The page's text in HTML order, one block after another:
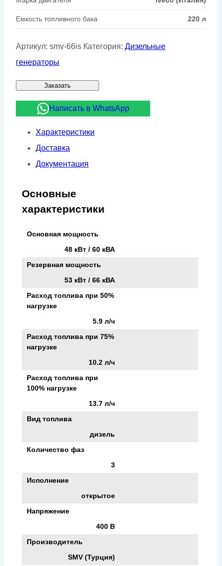
Емкость топливного бака 220 л
Артикул: smv-66is Категория: Дизельные
генераторы
Заказать
Написать в WhatsApp
Характеристики
Доставка
Документация
Основные
характеристики
Основная мощность
48 кВт / 60 кВА
Резервная мощность
53 кВт / 66 кВА
Расход топлива при 50%
нагрузке
5.9 л/ч
Расход топлива при 75%
нагрузке
10.2 л/ч
Расход топлива при
100% нагрузке
13.7 л/ч
Вид топлива
дизель
Количество фаз
3
Исполнение
открытое
Напряжение
400 В
Производитель
SMV (Турция)